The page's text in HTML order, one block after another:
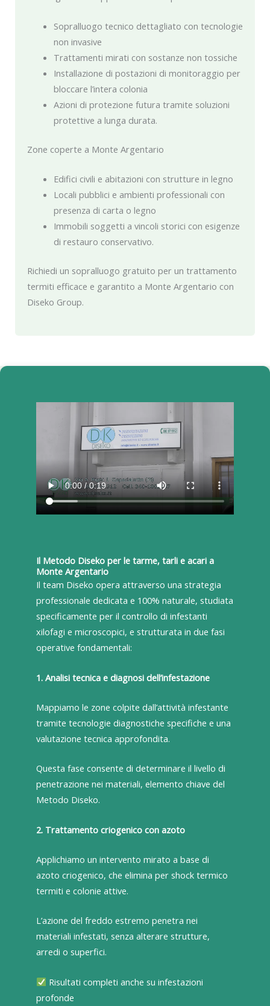
Sopralluogo tecnico dettagliato con tecnologie
non invasive
Trattamenti mirati con sostanze non tossiche
Installazione di postazioni di monitoraggio per
bloccare l’intera colonia
Azioni di protezione futura tramite soluzioni
protettive a lunga durata.
Zone coperte a Monte Argentario
Edifici civili e abitazioni con strutture in legno
Locali pubblici e ambienti professionali con
presenza di carta o legno
Immobili soggetti a vincoli storici con esigenze
di restauro conservativo.
Richiedi un sopralluogo gratuito per un trattamento
termiti efficace e garantito a Monte Argentario con
Diseko Group.
Il Metodo Diseko per le tarme, tarli e acari a
Monte Argentario
Il team Diseko opera attraverso una strategia
professionale dedicata e 100% naturale, studiata
specificamente per il controllo di infestanti
xilofagi e microscopici, e strutturata in due fasi
operative fondamentali:
1. Analisi tecnica e diagnosi dell’infestazione
Mappiamo le zone colpite dall’attività infestante
tramite tecnologie diagnostiche specifiche e una
valutazione tecnica approfondita.
Questa fase consente di determinare il livello di
penetrazione nei materiali, elemento chiave del
Metodo Diseko.
2. Trattamento criogenico con azoto
Applichiamo un intervento mirato a base di
azoto criogenico, che elimina per shock termico
termiti e colonie attive.
L’azione del freddo estremo penetra nei
materiali infestati, senza alterare strutture,
arredi o superfici.
Risultati completi anche su infestazioni
profonde